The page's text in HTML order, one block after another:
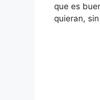
que es
quieran,